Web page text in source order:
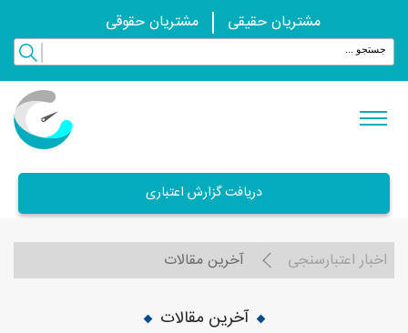
مشتریان حقیقی مشتریان حقوقی
دریافت گزارش اعتباری
اخبار اعتبارسنجی آخرین مقالات
آخرین مقالات